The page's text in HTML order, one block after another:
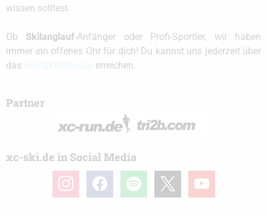
wissen solltest.
Ob Skilanglauf-Anfänger oder Profi-Sportler, wir haben
immer ein offenes Ohr für dich! Du kannst uns jederzeit über
das
erreichen.
Partner
xc-ski.de in Social Media
instagramfacebook spotify youtube